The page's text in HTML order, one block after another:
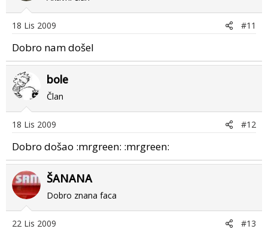
18 Lis 2009 #11
Dobro nam došel
bole
Član
18 Lis 2009 #12
Dobro došao :mrgreen: :mrgreen:
ŠANANA
Dobro znana faca
22 Lis 2009 #13